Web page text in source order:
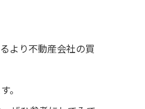
より不動産会社の買
。